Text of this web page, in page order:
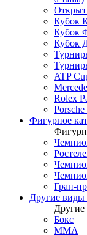
Кубок
Кубок
Кубок
ATP
Rolex
Фигурное
Гран-
Другие виды
Другие
Бокс
MMA